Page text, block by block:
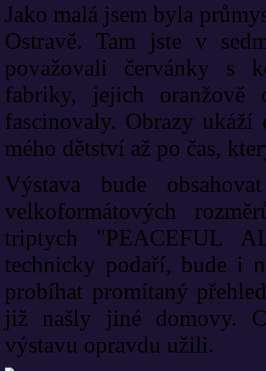
Jako malá jsem byla
Ostravě. Tam jste v
považovali červánky s
fabriky, jejich oranžově
fascinovaly. Obrazy
mého dětství až po čas,
Výstava bude
velkoformátových
triptych "PEACEFUL
technicky podaří, bude i
probíhat promítaný
již našly jiné domovy.
výstavu opravdu užili.